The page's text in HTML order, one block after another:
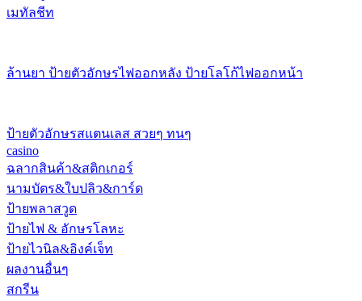
เมทัลชีท
ล้านยา ป้ายตัวอักษรไฟออกหลัง ป้ายโลโก้ไฟออกหน้า
ป้ายตัวอักษรสแตนเลส สวยๆ ทนๆ
casino
ฉลากสินค้า&สติกเกอร์
นามบัตร&ใบปลิว&การ์ด
ป้ายพลาสวูด
ป้ายไฟ & อักษรโลหะ
ป้ายไวนิล&อิงค์เจ็ท
ผลงานอื่นๆ
สกรีน